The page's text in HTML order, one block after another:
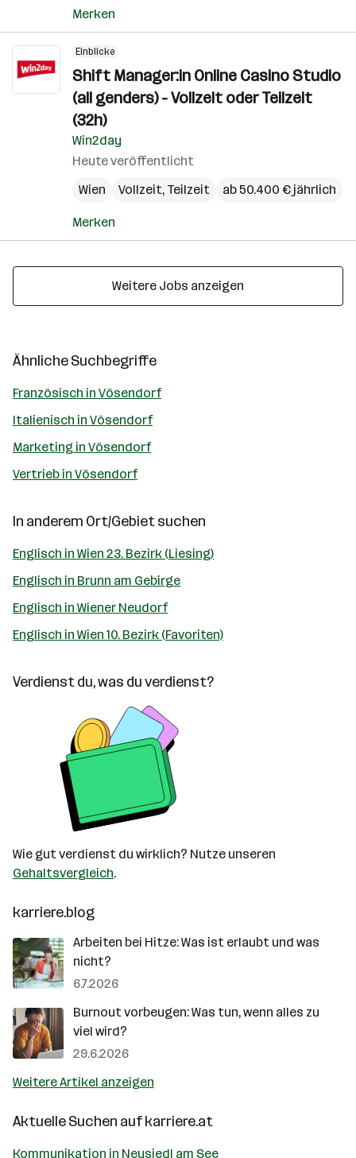
Merken
Einblicke
Shift Manager:in Online Casino Studio
(all genders) - Vollzeit oder Teilzeit
(32h)
Win2day
Heute veröffentlicht
Wien
Vollzeit, Teilzeit ab 50.400 € jährlich
Merken
Weitere Jobs anzeigen
Ähnliche Suchbegriffe
Französisch in Vösendorf
Italienisch in Vösendorf
Marketing in Vösendorf
Vertrieb in Vösendorf
In anderem Ort/Gebiet suchen
Englisch in Wien 23. Bezirk (Liesing)
Englisch in Brunn am Gebirge
Englisch in Wiener Neudorf
Englisch in Wien 10. Bezirk (Favoriten)
Verdienst du, was du verdienst?
Wie gut verdienst du wirklich? Nutze unseren
Gehaltsvergleich.
karriere.blog
Arbeiten bei Hitze: Was ist erlaubt und was
nicht?
6.7.2026
Burnout vorbeugen: Was tun, wenn alles zu
viel wird?
29.6.2026
Weitere Artikel anzeigen
Aktuelle Suchen aufkarriere.at
Kommunikation in Neusiedl am See